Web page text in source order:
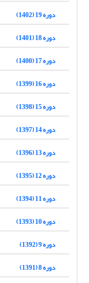
دوره 19 (1402)
دوره 18 (1401)
دوره 17 (1400)
دوره 16 (1399)
دوره 15 (1398)
دوره 14 (1397)
دوره 13 (1396)
دوره 12 (1395)
دوره 11 (1394)
دوره 10 (1393)
دوره 9 (1392)
دوره 8 (1391)